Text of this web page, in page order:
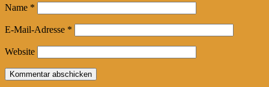
Name *
E-Mail-Adresse *
Website